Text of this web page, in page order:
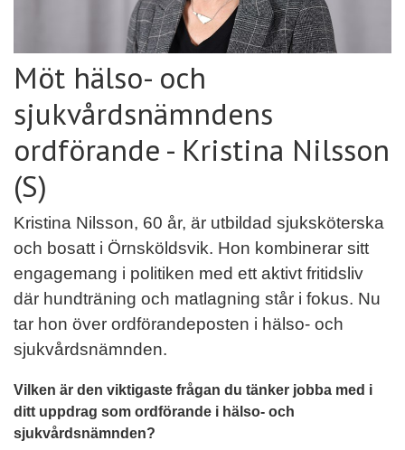
Möt hälso- och
sjukvårdsnämndens
ordförande - Kristina Nilsson
(S)
Kristina Nilsson, 60 år, är utbildad sjuksköterska
och bosatt i Örnsköldsvik. Hon kombinerar sitt
engagemang i politiken med ett aktivt fritidsliv
där hundträning och matlagning står i fokus. Nu
tar hon över ordförandeposten i hälso- och
sjukvårdsnämnden.
Vilken är den viktigaste frågan du tänker jobba med i
ditt uppdrag som ordförande i hälso- och
sjukvårdsnämnden?